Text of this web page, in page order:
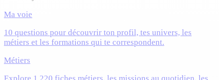
Ma voie
10 questions pour découvrir ton profil, tes univers, les
métiers et les formations qui te correspondent.
Métiers